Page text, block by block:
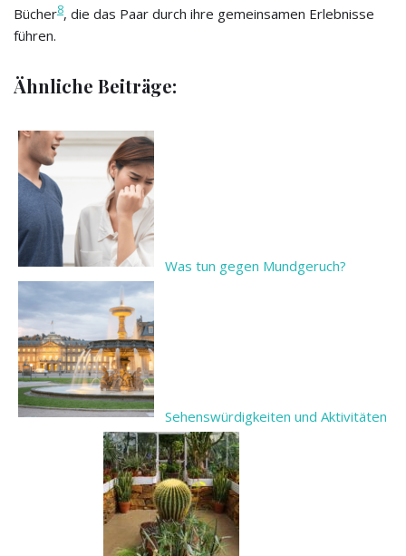
Bücher8, die das Paar durch ihre gemeinsamen Erlebnisse
führen.
Ähnliche Beiträge:
Was tun gegen Mundgeruch?
Sehenswürdigkeiten und Aktivitäten